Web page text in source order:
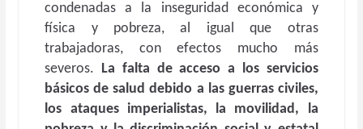
condenadas a la inseguridad económica y
física y pobreza, al igual que otras
trabajadoras, con efectos mucho más
severos. La falta de acceso a los servicios
básicos de salud debido a las guerras civiles,
los ataques imperialistas, la movilidad, la